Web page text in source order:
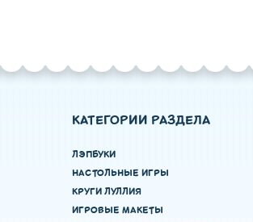
КАТЕГОРИИ РАЗДЕЛА
ЛЭПБУКИ
НАСТОЛЬНЫЕ ИГРЫ
КРУГИ ЛУЛЛИЯ
ИГРОВЫЕ МАКЕТЫ